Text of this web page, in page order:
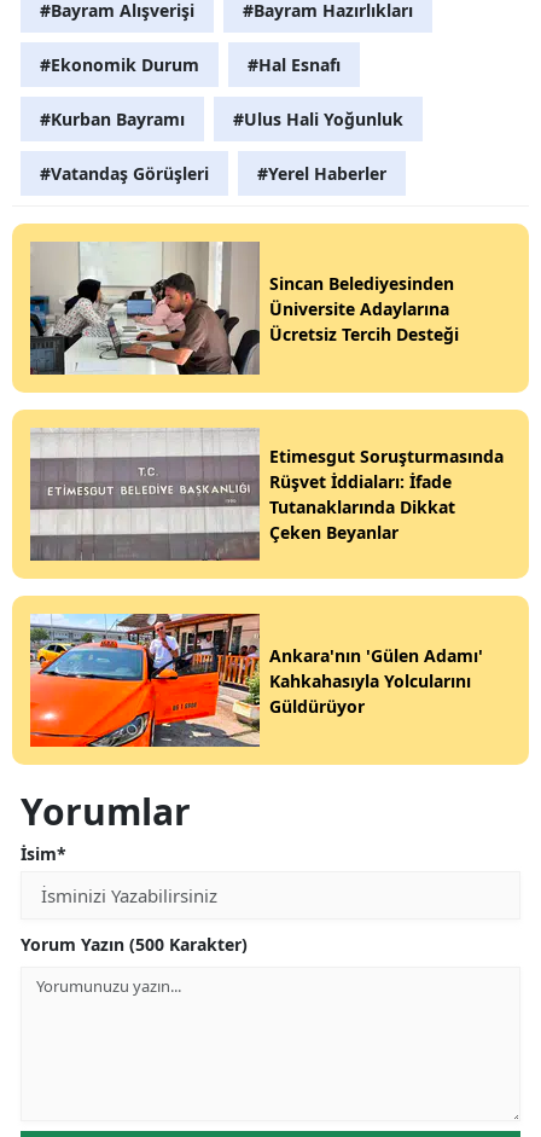
#Bayram Alışverişi #Bayram Hazırlıkları
#Ekonomik Durum #Hal Esnafı
#Kurban Bayramı #Ulus Hali Yoğunluk
#Vatandaş Görüşleri #Yerel Haberler
Sincan Belediyesinden
Üniversite Adaylarına
Ücretsiz Tercih Desteği
Etimesgut Soruşturmasında
Rüşvet İddiaları: İfade
Tutanaklarında Dikkat
Çeken Beyanlar
Ankara'nın 'Gülen Adamı'
Kahkahasıyla Yolcularını
Güldürüyor
Yorumlar
İsim*
Yorum Yazın (500 Karakter)